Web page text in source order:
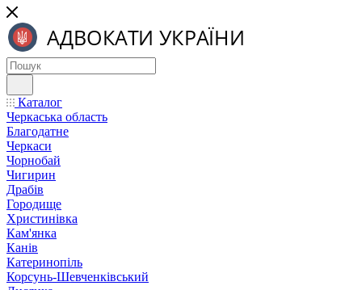
Каталог
Черкаська область
Благодатне
Черкаси
Чорнобай
Чигирин
Драбів
Городище
Христинівка
Кам'янка
Канів
Катеринопіль
Корсунь-Шевченківський